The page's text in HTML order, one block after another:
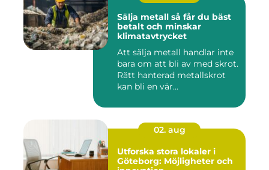
Sälja metall så får du bäst
betalt och minskar
klimatavtrycket
Att sälja metall handlar inte
bara om att bli av med skrot.
Rätt hanterad metallskrot
kan bli en vär...
02. aug
Utforska stora lokaler i
Göteborg: Möjligheter och